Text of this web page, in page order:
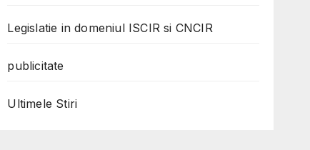
Legislatie in domeniul ISCIR si CNCIR
publicitate
Ultimele Stiri